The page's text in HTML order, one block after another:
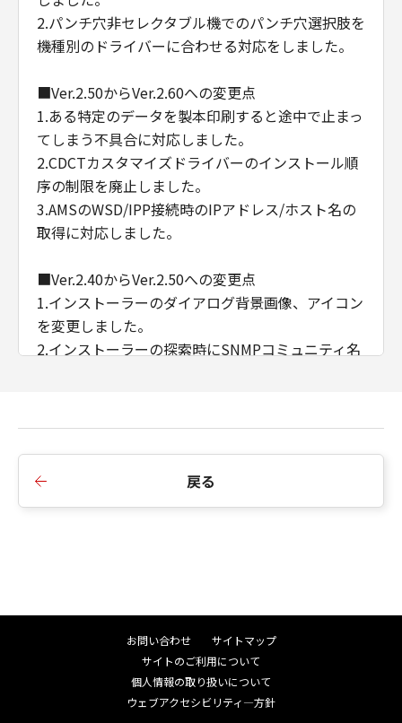
2.パンチ穴非セレクタブル機でのパンチ穴選択肢を
機種別のドライバーに合わせる対応をしました。
■Ver.2.50からVer.2.60への変更点
1.ある特定のデータを製本印刷すると途中で止まっ
てしまう不具合に対応しました。
2.CDCTカスタマイズドライバーのインストール順
序の制限を廃止しました。
3.AMSのWSD/IPP接続時のIPアドレス/ホスト名の
取得に対応しました。
■Ver.2.40からVer.2.50への変更点
1.インストーラーのダイアログ背景画像、アイコン
を変更しました。
2.インストーラーの探索時にSNMPコミュニティ名
1.複数LAN接続環境におけるインストーラーの探索
動作仕様を改善しました。
■Ver.2.20からVer.2.21への変更点
1.プリントキュー画面に「印刷中」が表示された状
戻る
お問い合わせ
サイトマップ
サイトのご利用について
個人情報の取り扱いについて
ウェブアクセシビリティ―方針